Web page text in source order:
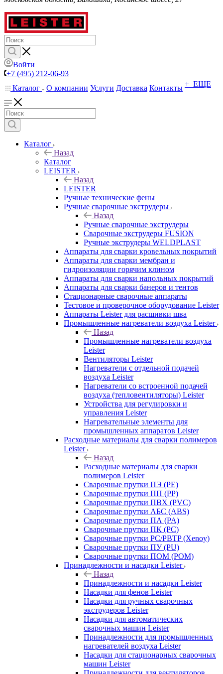
Войти
+7 (495) 212-06-93
Каталог
О компании Услуги Доставка Контакты + ЕЩЕ
Каталог
Назад
Каталог
LEISTER
Назад
LEISTER
Ручные технические фены
Ручные сварочные экструдеры
Назад
Ручные сварочные экструдеры
Сварочные экструдеры FUSION
Ручные экструдеры WELDPLAST
Аппараты для сварки кровельных покрытий
Аппараты для сварки мембран и
гидроизоляции горячим клином
Аппараты для сварки напольных покрытий
Аппараты для сварки банеров и тентов
Стационарные сварочные аппараты
Тестовое и проверочное оборудование Leister
Аппараты Leister для расшивки шва
Промышленные нагреватели воздуха Leister
Назад
Промышленные нагреватели воздуха
Leister
Вентиляторы Leister
Нагреватели с отдельной подачей
воздуха Leister
Нагреватели со встроенной подачей
воздуха (тепловентиляторы) Leister
Устройства для регулировки и
управления Leister
Нагревательные элементы для
промышленных аппаратов Leister
Расходные материалы для сварки полимеров
Leister
Назад
Расходные материалы для сварки
полимеров Leister
Сварочные прутки ПЭ (PE)
Сварочные прутки ПП (PP)
Сварочные прутки ПВХ (PVC)
Сварочные прутки АБС (ABS)
Сварочные прутки ПА (PA)
Сварочные прутки ПК (PC)
Сварочные прутки PC/PBTP (Xenoy)
Сварочные прутки ПУ (PU)
Сварочные прутки ПОМ (POM)
Принадлежности и насадки Leister
Назад
Принадлежности и насадки Leister
Насадки для фенов Leister
Насадки для ручных сварочных
экструдеров Leister
Насадки для автоматических
сварочных машин Leister
Принадлежности для промышленных
нагревателей воздуха Leister
Насадки для стационарных сварочных
машин Leister